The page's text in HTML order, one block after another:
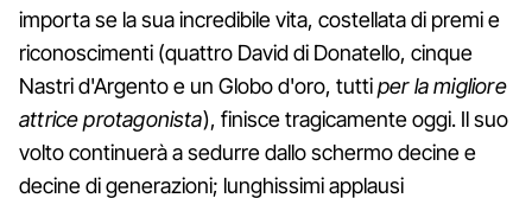
importa se la sua incredibile vita, costellata di premi e
riconoscimenti (quattro David di Donatello, cinque
Nastri d'Argento e un Globo d'oro, tuttiper la migliore
attrice protagonista), finisce tragicamente oggi. Il suo
volto continuerà a sedurre dallo schermo decine e
decine di generazioni; lunghissimi applausi